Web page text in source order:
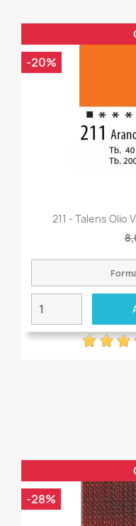
211 - Talens Olio
-20%
-28%